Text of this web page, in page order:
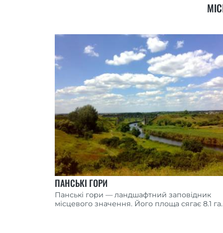
ПАНСЬКІ ГОРИ
Панські гори — ландшафтний заповідник
місцевого значення. Його площа сягає 8.1 га.